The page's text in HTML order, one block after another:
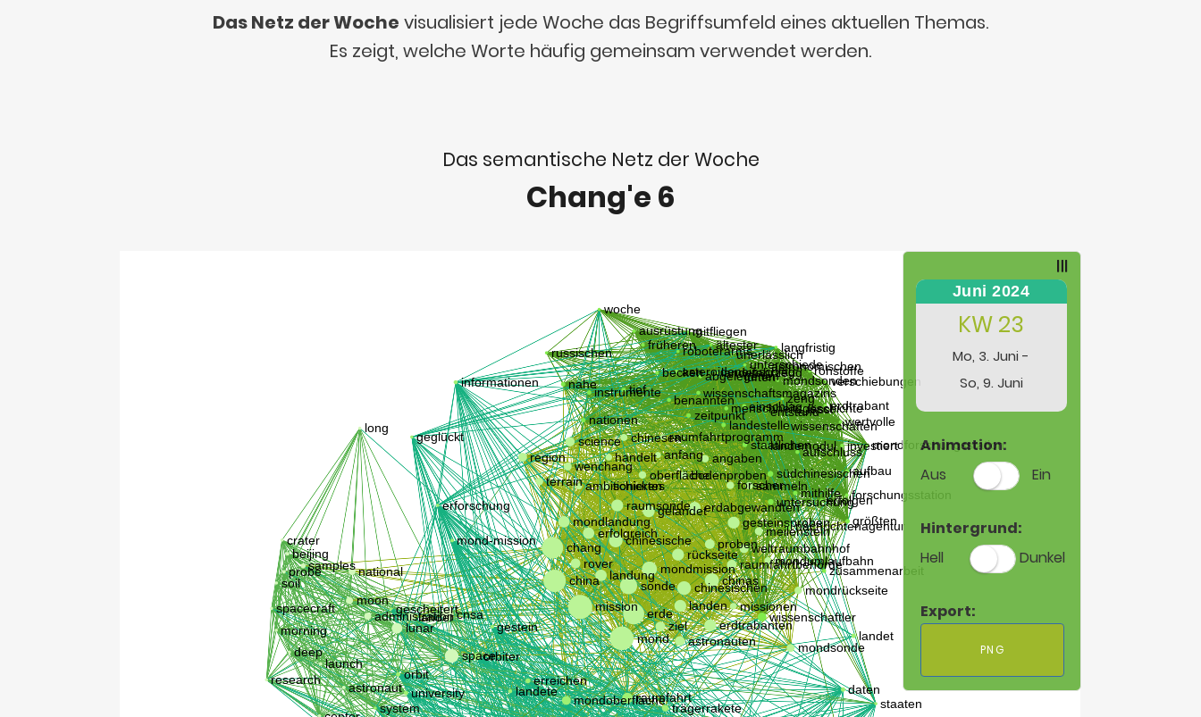
Das Netz der Woche visualisiert jede Woche das Begriffsumfeld eines aktuellen Themas.
Es zeigt, welche Worte häufig gemeinsam verwendet werden.
Das semantische Netz der Woche
Chang'e 6
Juni 2024
KW 23
Mo, 3. Juni -
So, 9. Juni
Animation:
Aus
Ein
Hintergrund:
Hell
Dunkel
Export:
PNG